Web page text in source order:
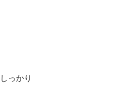
しっかり